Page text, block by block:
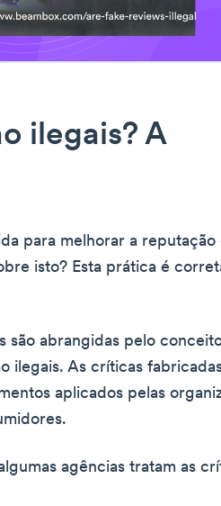
ilegais? A
para melhorar a reputação
isto? Esta prática é
são abrangidas pelo
ilegais. As críticas
aplicados pelas
agências tratam as